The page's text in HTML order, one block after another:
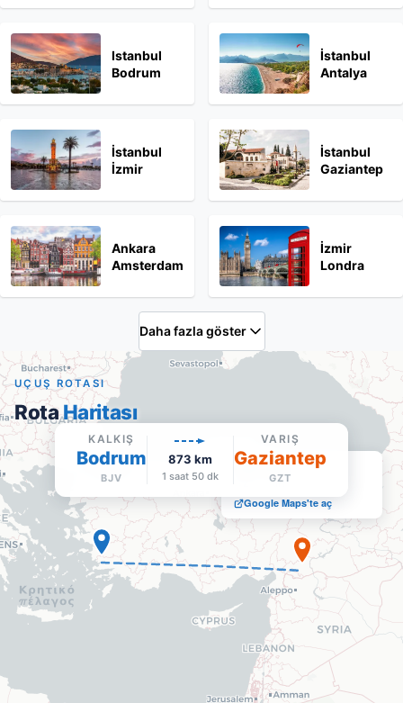
Istanbul
Bodrum
İstanbul
Antalya
İstanbul
İzmir
İstanbul
Gaziantep
Ankara
Amsterdam
İzmir
Londra
Daha fazla göster
Gaziantep
Varış
Google Maps'te aç
UÇUŞ ROTASI
RotaHaritası
KALKIŞ
Bodrum
BJV
873 km
1 saat 50 dk
VARIŞ
Gaziantep
GZT